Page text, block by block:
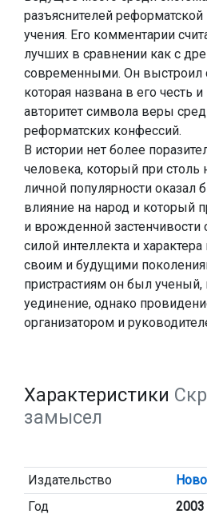
разъяснителей реформатской
учения. Его комментарии
лучших в сравнении как с
современными. Он выстроил
которая названа в его честь
авторитет символа веры
реформатских конфессий.
В истории нет более
человека, который при столь
личной популярности оказал
влияние на народ и который
и врожденной застенчивости
силой интеллекта и
своим и будущими
пристрастиям он был
уединение, однако
организатором и
Характеристики
замысел
Издательство
Год
2003